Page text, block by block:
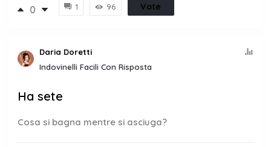
0 1 96 Vote
Daria Doretti
Indovinelli Facili Con Risposta
Ha sete
Cosa si bagna mentre si asciuga?